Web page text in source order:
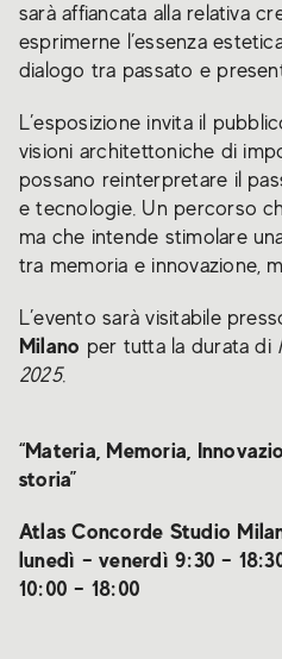
sarà affiancata alla relativa
esprimerne l’essenza
dialogo tra passato e
L’esposizione invita il
visioni architettoniche di
possano reinterpretare il
e tecnologie. Un percorso
ma che intende stimolare
tra memoria e innovazione,
L’evento sarà visitabile
Milano per tutta la durata di
2025.
“Materia, Memoria,
storia”
Atlas Concorde Studio
lunedì – venerdì 9:30 –
10:00 – 18:00